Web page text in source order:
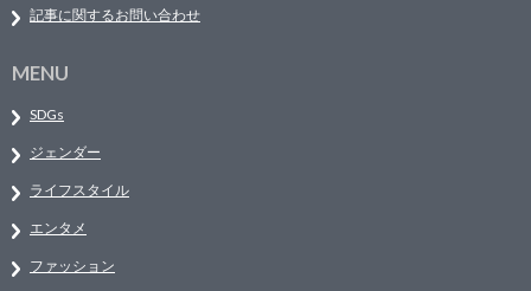
記事に関するお問い合わせ
MENU
SDGs
ジェンダー
ライフスタイル
エンタメ
ファッション